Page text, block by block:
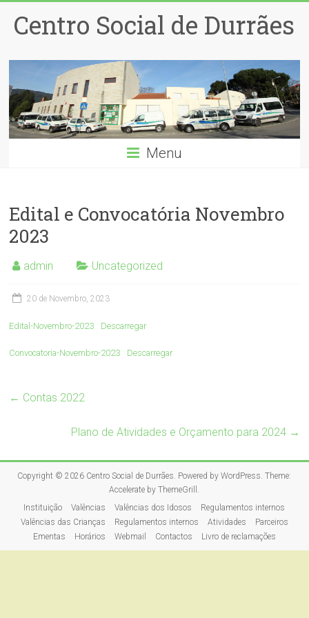
Centro Social de Durrães
Menu
Edital e Convocatória Novembro
2023
admin Uncategorized
20 de Novembro, 2023
Edital-Novembro-2023 Descarregar
Convocatoria-Novembro-2023 Descarregar
← Contas 2022
Plano de Atividades e Orçamento para 2024 →
Copyright © 2026 Centro Social de Durrães . Powered byWordPress . Theme:
Accelerate byThemeGrill
Instituição
Valências Valências dos Idosos
Regulamentos internos
Valências das Crianças
Regulamentos internos Atividades
Parceiros
Ementas
Horários Webmail Contactos Livro de reclamações